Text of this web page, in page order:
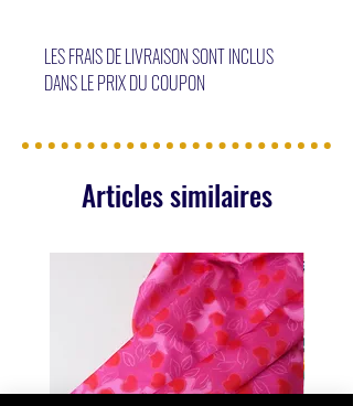
LES FRAIS DE LIVRAISON SONT INCLUS
DANS LE PRIX DU COUPON
Articles similaires